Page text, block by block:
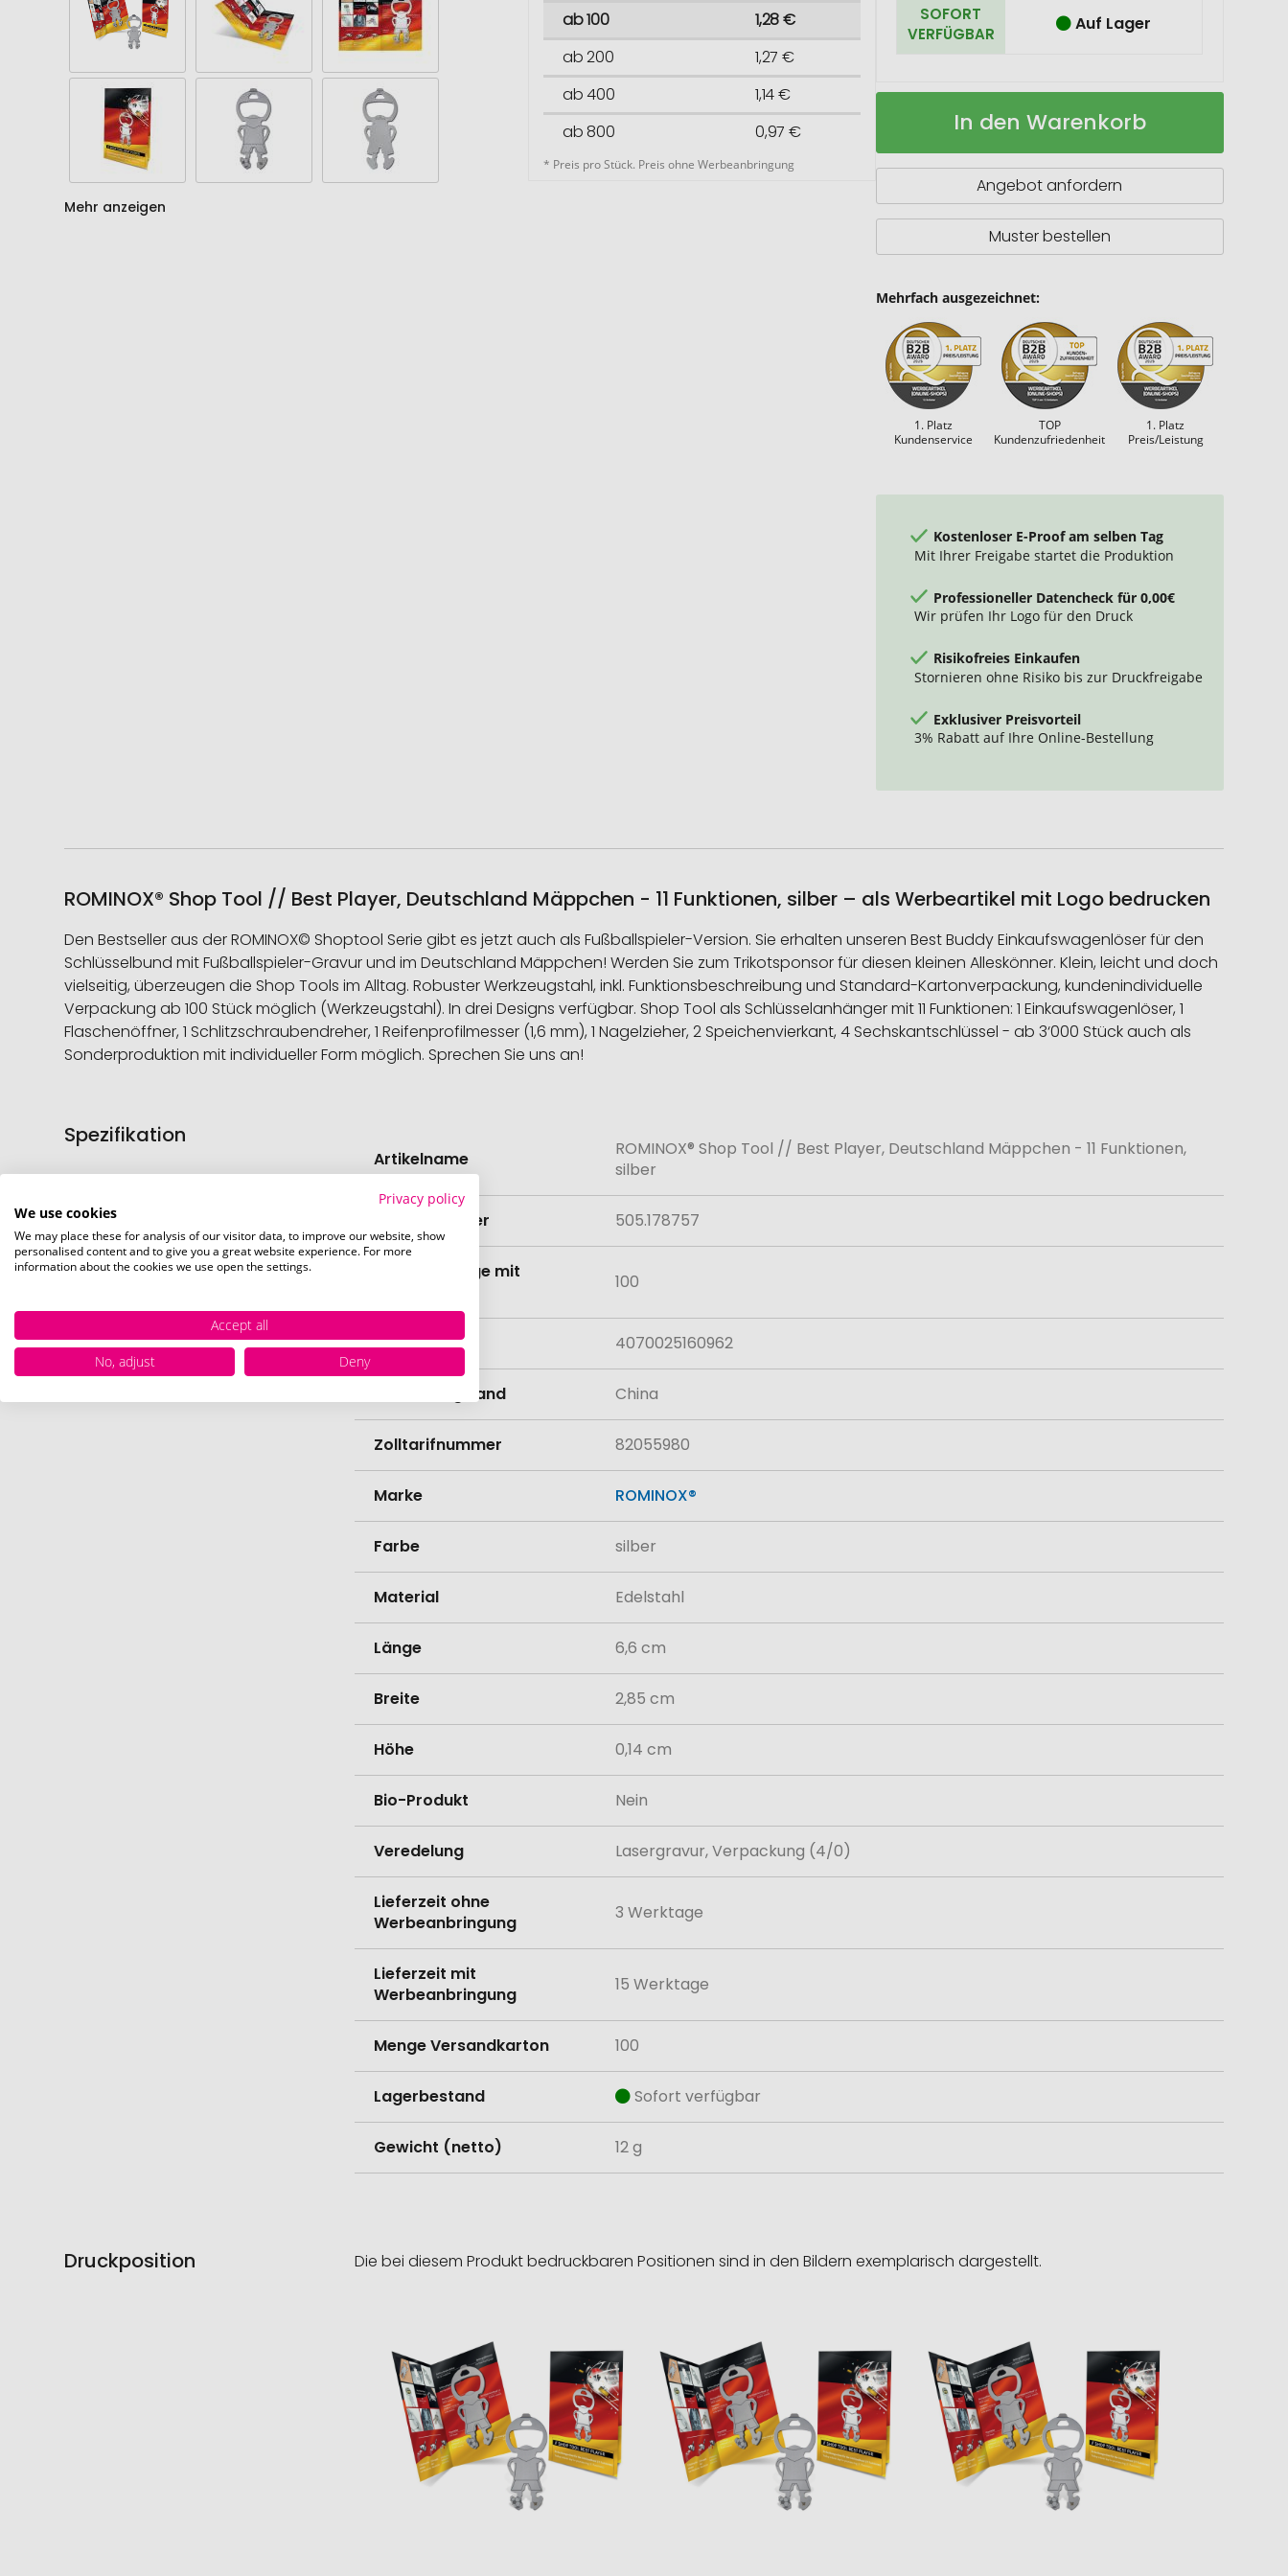
Mehr anzeigen
ab 100
1,28 €
ab 200
1,27 €
ab 400
1,14 €
ab 800
0,97 €
* Preis pro Stück. Preis ohne Werbeanbringung
SOFORT
VERFÜGBAR
Auf Lager
ROMINOX®
//
Deutschland
Auf
In den Warenkorb
Angebot anfordern
Muster bestellen
Mehrfach ausgezeichnet:
1. Platz
Kundenservice
TOP
Kundenzufriedenheit
1. Platz
Preis/Leistung
Kostenloser E-Proof am selben Tag
Mit Ihrer Freigabe startet die Produktion
Professioneller Datencheck für 0,00€
Wir prüfen Ihr Logo für den Druck
Risikofreies Einkaufen
Stornieren ohne Risiko bis zur Druckfreigabe
Exklusiver Preisvorteil
3% Rabatt auf Ihre Online-Bestellung
ROMINOX® Shop Tool // Best Player, Deutschland Mäppchen - 11 Funktionen, silber – als Werbeartikel mit Logo bedrucken
Den Bestseller aus der ROMINOX© Shoptool Serie gibt es jetzt auch als Fußballspieler-Version. Sie erhalten unseren Best Buddy Einkaufswagenlöser für den
Schlüsselbund mit Fußballspieler-Gravur und im Deutschland Mäppchen! Werden Sie zum Trikotsponsor für diesen kleinen Alleskönner. Klein, leicht und doch
vielseitig, überzeugen die Shop Tools im Alltag. Robuster Werkzeugstahl, inkl. Funktionsbeschreibung und Standard-Kartonverpackung, kundenindividuelle
Verpackung ab 100 Stück möglich (Werkzeugstahl). In drei Designs verfügbar. Shop Tool als Schlüsselanhänger mit 11 Funktionen: 1 Einkaufswagenlöser, 1
Flaschenöffner, 1 Schlitzschraubendreher, 1 Reifenprofilmesser (1,6 mm), 1 Nagelzieher, 2 Speichenvierkant, 4 Sechskantschlüssel - ab 3‘000 Stück auch als
Sonderproduktion mit individueller Form möglich. Sprechen Sie uns an!
Spezifikation
Informationen
Artikelname
ROMINOX® Shop Tool // Best Player, Deutschland Mäppchen - 11 Funktionen,
silber
Artikelnummer 505.178757
Mindestmenge mit
100
EAN 4070025160962
Herstellungsland China
Zolltarifnummer 82055980
Marke ROMINOX®
Farbe silber
Material Edelstahl
Länge 6,6 cm
Breite 2,85 cm
Höhe 0,14 cm
Bio-Produkt Nein
Veredelung Lasergravur, Verpackung (4/0)
Lieferzeit ohne
Werbeanbringung
3 Werktage
Lieferzeit mit
Werbeanbringung
15 Werktage
Menge Versandkarton 100
Lagerbestand Sofort verfügbar
Gewicht (netto) 12 g
Druckposition Die bei diesem Produkt bedruckbaren Positionen sind in den Bildern exemplarisch dargestellt.
Privacy policy
We use cookies
We may place these for analysis of our visitor data, to improve our website, show
personalised content and to give you a great website experience. For more
information about the cookies we use open the settings.
Accept all
No, adjust
Deny